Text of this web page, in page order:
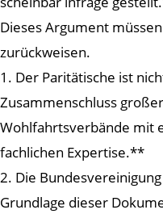
Dieses Argument
zurückweisen.
1. Der Paritätische ist
Zusammenschluss
Wohlfahrtsverbände mit
fachlichen Expertise.**
2. Die
Grundlage dieser